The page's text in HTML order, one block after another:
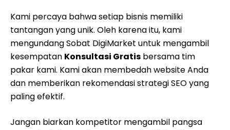
Kami percaya bahwa setiap bisnis memiliki
tantangan yang unik. Oleh karena itu, kami
mengundang Sobat DigiMarket untuk mengambil
kesempatan Konsultasi Gratis bersama tim
pakar kami. Kami akan membedah website Anda
dan memberikan rekomendasi strategi SEO yang
paling efektif.
Jangan biarkan kompetitor mengambil pangsa